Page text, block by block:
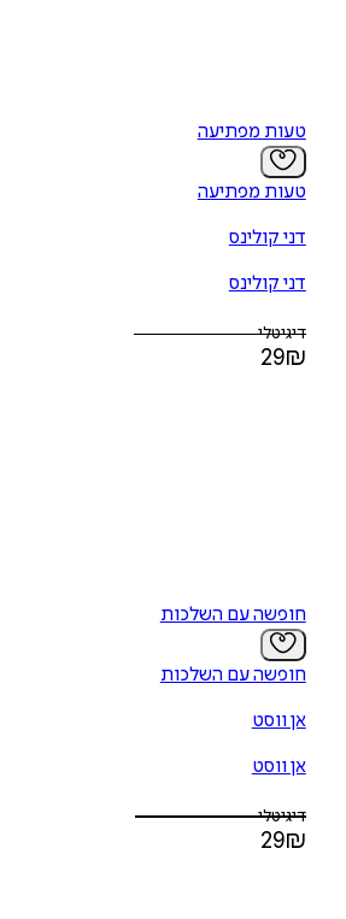
טעות מפתיעה
טעות מפתיעה
דני קולינס
דני קולינס
דיגיטלי
29₪
חופשה עם השלכות
חופשה עם השלכות
אן ווסט
אן ווסט
דיגיטלי
29₪